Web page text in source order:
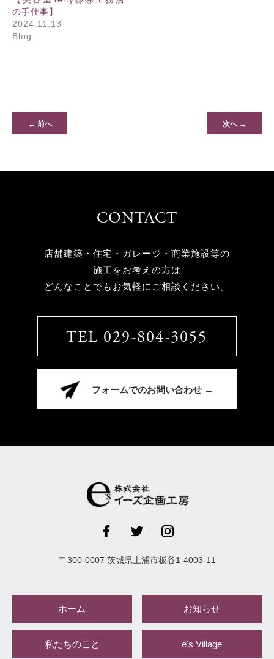
の手仕事】
2024.11.13
Blog
← 前へ 次へ →
CONTACT
店舗建築・住宅・ガレージ・商業施設等の
施工をお考えの方は
どんなことでもお気軽にご相談ください。
TEL 029-804-3055
フォームでのお問い合わせ →
〒 300-0007 茨城県土浦市板谷1-4003-11
ホーム お知らせ
私たちのこと e's Village